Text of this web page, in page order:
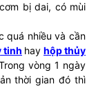
bị dai, có mùi
quá nhiều và cần
tinh hay hộp thủy
vòng 1 ngày
thời gian đó thì